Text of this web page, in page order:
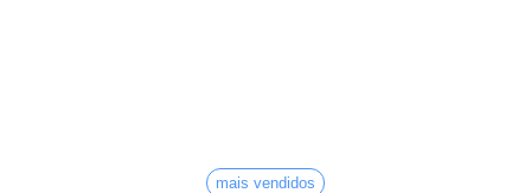
mais vendidos